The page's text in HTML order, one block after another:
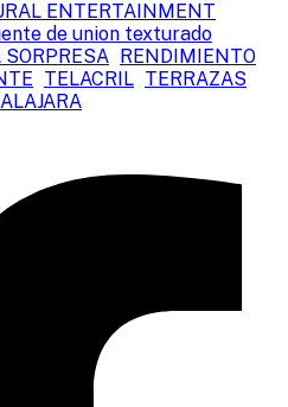
ENTERTAINMENT
de union texturado
SORPRESA
RENDIMIENTO
TELACRIL TERRAZAS